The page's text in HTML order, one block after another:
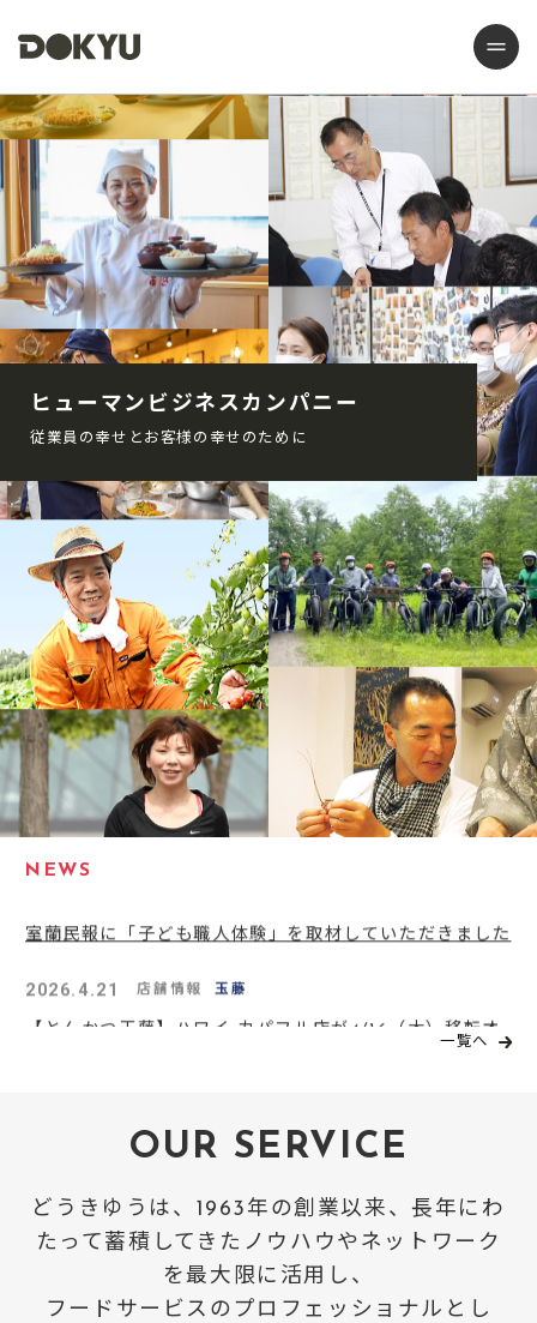
ヒューマンビジネスカンパニー
従業員の幸せとお客様の幸せのために
NEWS
2024.8.23 コーポレート メディア掲載
室蘭民報に「子ども職人体験」を取材していただきました
2026.4.21 店舗情報 玉藤
【とんかつ玉藤】ハワイ カパフル店が4/16（木）移転オ
ープン
室蘭民報に「子ども職人体験」を取材していただきました
2026.4.21 店舗情報 玉藤
【とんかつ玉藤】ハワイ カパフル店が4/16（木）移転オ
室蘭民報に「子ども職人体験」を取材していただきました
一覧へ
OUR SERVICE
どうきゆうは、1963年の創業以来、長年にわ
たって蓄積してきたノウハウやネットワーク
を最大限に活用し、
フードサービスのプロフェッショナルとし